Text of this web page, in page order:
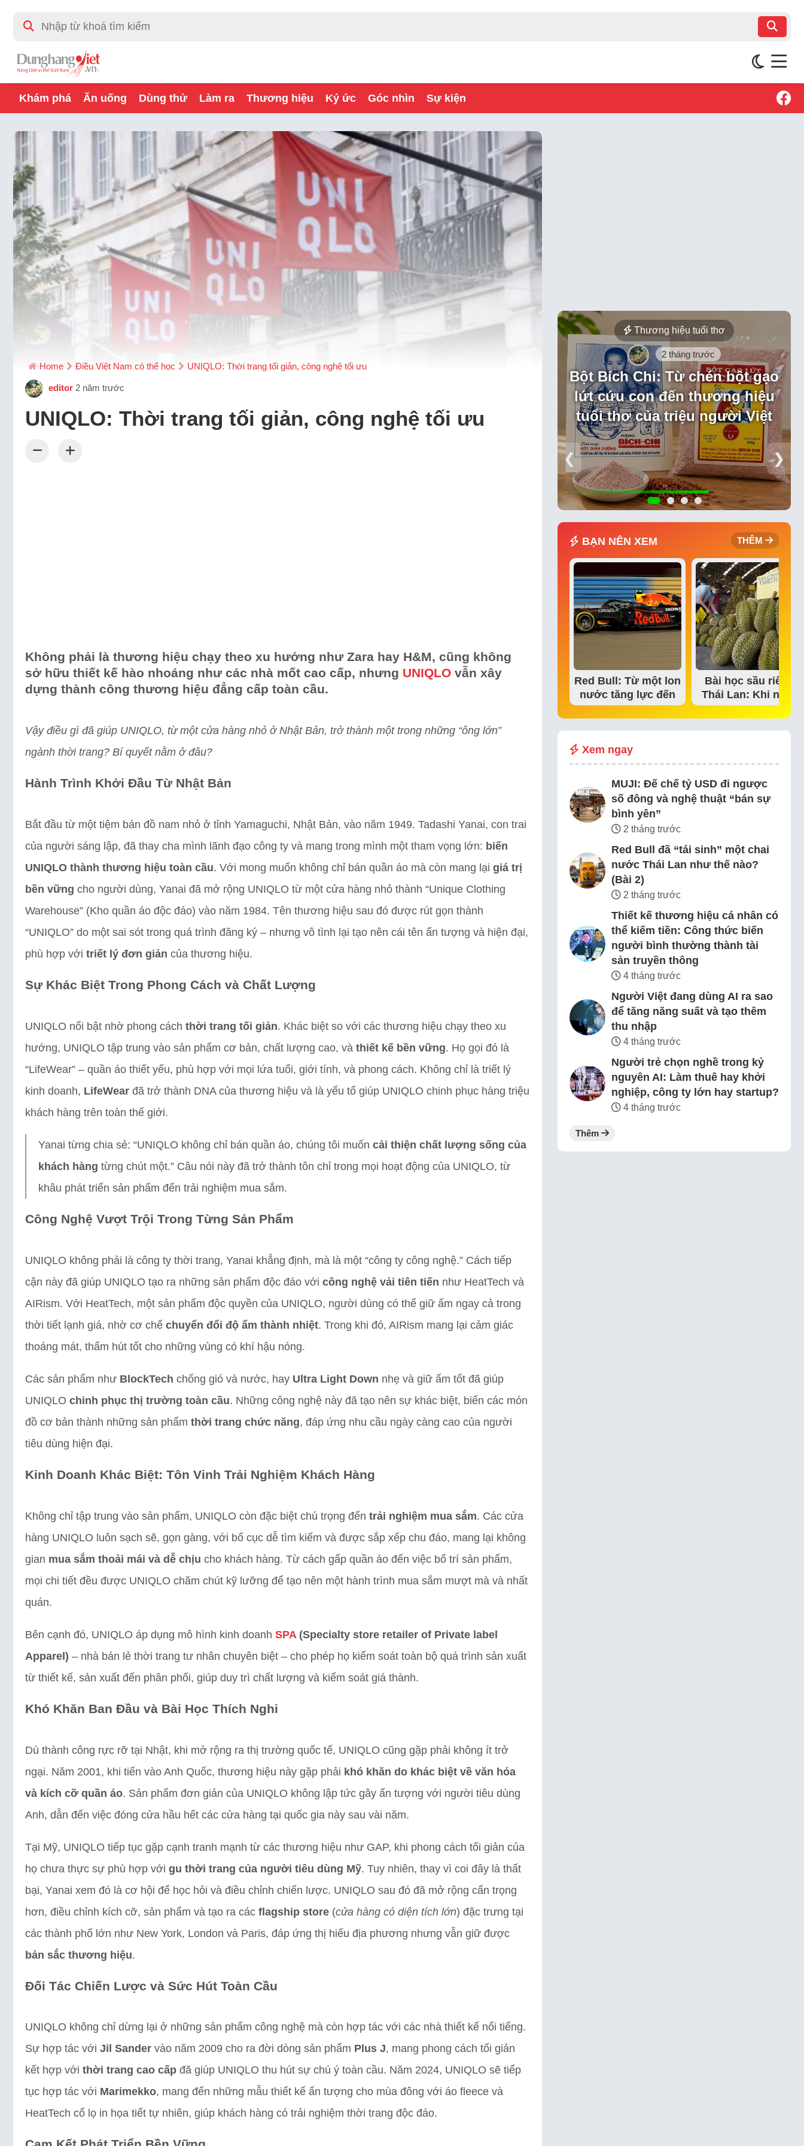
Khám phá Ăn uống Dùng thử Làm ra Thương hiệu Ký ức Góc nhìn Sự kiện
Home Điều Việt Nam có thể học UNIQLO: Thời trang tối giản, công nghệ tối ưu
editor 2 năm trước
UNIQLO: Thời trang tối giản, công nghệ tối ưu
Không phải là thương hiệu chạy theo xu hướng như Zara hay H&M, cũng không
sở hữu thiết kế hào nhoáng như các nhà mốt cao cấp, nhưng UNIQLO vẫn xây
dựng thành công thương hiệu đẳng cấp toàn cầu.
Vậy điều gì đã giúp UNIQLO, từ một cửa hàng nhỏ ở Nhật Bản, trở thành một trong những “ông lớn”
ngành thời trang? Bí quyết nằm ở đâu?
Hành Trình Khởi Đầu Từ Nhật Bản
Bắt đầu từ một tiệm bán đồ nam nhỏ ở tỉnh Yamaguchi, Nhật Bản, vào năm 1949. Tadashi Yanai, con trai
của người sáng lập, đã thay cha mình lãnh đạo công ty và mang trong mình một tham vọng lớn: biến
UNIQLO thành thương hiệu toàn cầu. Với mong muốn không chỉ bán quần áo mà còn mang lại giá trị
bền vững cho người dùng, Yanai đã mở rộng UNIQLO từ một cửa hàng nhỏ thành “Unique Clothing
Warehouse” (Kho quần áo độc đáo) vào năm 1984. Tên thương hiệu sau đó được rút gọn thành
“UNIQLO” do một sai sót trong quá trình đăng ký – nhưng vô tình lại tạo nên cái tên ấn tượng và hiện đại,
phù hợp với triết lý đơn giản của thương hiệu.
Sự Khác Biệt Trong Phong Cách và Chất Lượng
UNIQLO nổi bật nhờ phong cách thời trang tối giản. Khác biệt so với các thương hiệu chạy theo xu
hướng, UNIQLO tập trung vào sản phẩm cơ bản, chất lượng cao, và thiết kế bền vững. Họ gọi đó là
“LifeWear” – quần áo thiết yếu, phù hợp với mọi lứa tuổi, giới tính, và phong cách. Không chỉ là triết lý
kinh doanh, LifeWear đã trở thành DNA của thương hiệu và là yếu tố giúp UNIQLO chinh phục hàng triệu
khách hàng trên toàn thế giới.
Yanai từng chia sẻ: “UNIQLO không chỉ bán quần áo, chúng tôi muốn cải thiện chất lượng sống của
khách hàng từng chút một.” Câu nói này đã trở thành tôn chỉ trong mọi hoạt động của UNIQLO, từ
khâu phát triển sản phẩm đến trải nghiệm mua sắm.
Công Nghệ Vượt Trội Trong Từng Sản Phẩm
UNIQLO không phải là công ty thời trang, Yanai khẳng định, mà là một “công ty công nghệ.” Cách tiếp
cận này đã giúp UNIQLO tạo ra những sản phẩm độc đáo với công nghệ vải tiên tiến như HeatTech và
AIRism. Với HeatTech, một sản phẩm độc quyền của UNIQLO, người dùng có thể giữ ấm ngay cả trong
thời tiết lạnh giá, nhờ cơ chế chuyển đổi độ ẩm thành nhiệt. Trong khi đó, AIRism mang lại cảm giác
thoáng mát, thấm hút tốt cho những vùng có khí hậu nóng.
Các sản phẩm như BlockTech chống gió và nước, hay Ultra Light Down nhẹ và giữ ấm tốt đã giúp
UNIQLO chinh phục thị trường toàn cầu. Những công nghệ này đã tạo nên sự khác biệt, biến các món
đồ cơ bản thành những sản phẩm thời trang chức năng, đáp ứng nhu cầu ngày càng cao của người
tiêu dùng hiện đại.
Kinh Doanh Khác Biệt: Tôn Vinh Trải Nghiệm Khách Hàng
Không chỉ tập trung vào sản phẩm, UNIQLO còn đặc biệt chú trọng đến trải nghiệm mua sắm. Các cửa
hàng UNIQLO luôn sạch sẽ, gọn gàng, với bố cục dễ tìm kiếm và được sắp xếp chu đáo, mang lại không
gian mua sắm thoải mái và dễ chịu cho khách hàng. Từ cách gấp quần áo đến việc bố trí sản phẩm,
mọi chi tiết đều được UNIQLO chăm chút kỹ lưỡng để tạo nên một hành trình mua sắm mượt mà và nhất
quán.
Bên cạnh đó, UNIQLO áp dụng mô hình kinh doanh SPA (Specialty store retailer of Private label
Apparel) – nhà bán lẻ thời trang tư nhân chuyên biệt – cho phép họ kiểm soát toàn bộ quá trình sản xuất
từ thiết kế, sản xuất đến phân phối, giúp duy trì chất lượng và kiểm soát giá thành.
Khó Khăn Ban Đầu và Bài Học Thích Nghi
Dù thành công rực rỡ tại Nhật, khi mở rộng ra thị trường quốc tế, UNIQLO cũng gặp phải không ít trở
ngại. Năm 2001, khi tiến vào Anh Quốc, thương hiệu này gặp phải khó khăn do khác biệt về văn hóa
và kích cỡ quần áo. Sản phẩm đơn giản của UNIQLO không lập tức gây ấn tượng với người tiêu dùng
Anh, dẫn đến việc đóng cửa hầu hết các cửa hàng tại quốc gia này sau vài năm.
Tại Mỹ, UNIQLO tiếp tục gặp cạnh tranh mạnh từ các thương hiệu như GAP, khi phong cách tối giản của
họ chưa thực sự phù hợp với gu thời trang của người tiêu dùng Mỹ. Tuy nhiên, thay vì coi đây là thất
bại, Yanai xem đó là cơ hội để học hỏi và điều chỉnh chiến lược. UNIQLO sau đó đã mở rộng cẩn trọng
hơn, điều chỉnh kích cỡ, sản phẩm và tạo ra các flagship store (cửa hàng có diện tích lớn) đặc trưng tại
các thành phố lớn như New York, London và Paris, đáp ứng thị hiếu địa phương nhưng vẫn giữ được
bản sắc thương hiệu.
Đối Tác Chiến Lược và Sức Hút Toàn Cầu
UNIQLO không chỉ dừng lại ở những sản phẩm công nghệ mà còn hợp tác với các nhà thiết kế nổi tiếng.
Sự hợp tác với Jil Sander vào năm 2009 cho ra đời dòng sản phẩm Plus J, mang phong cách tối giản
kết hợp với thời trang cao cấp đã giúp UNIQLO thu hút sự chú ý toàn cầu. Năm 2024, UNIQLO sẽ tiếp
tục hợp tác với Marimekko, mang đến những mẫu thiết kế ấn tượng cho mùa đông với áo fleece và
HeatTech cổ lọ in họa tiết tự nhiên, giúp khách hàng có trải nghiệm thời trang độc đáo.
Thương hiệu tuổi thơ
2 tháng trước
Bột Bích Chi: Từ chén bột gạo
lứt cứu con đến thương hiệu
tuổi thơ của triệu người Việt
❮ ❯
BẠN NÊN XEM THÊM
Red Bull: Từ một lon
nước tăng lực đến
đế chế thể…
Bài học sầu riêng
Thái Lan: Khi niềm
tin thị trường bắt…
Xem ngay
MUJI: Đế chế tỷ USD đi ngược
số đông và nghệ thuật “bán sự
bình yên”
2 tháng trước
Red Bull đã “tái sinh” một chai
nước Thái Lan như thế nào?
(Bài 2)
2 tháng trước
Thiết kế thương hiệu cá nhân có
thể kiếm tiền: Công thức biến
người bình thường thành tài
sản truyền thông
4 tháng trước
Người Việt đang dùng AI ra sao
để tăng năng suất và tạo thêm
thu nhập
4 tháng trước
Người trẻ chọn nghề trong kỷ
nguyên AI: Làm thuê hay khởi
nghiệp, công ty lớn hay startup?
4 tháng trước
Thêm